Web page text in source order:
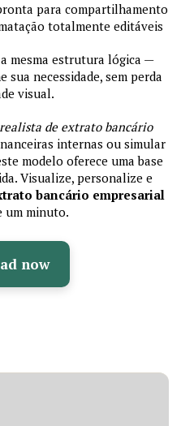
para compartilhamento
totalmente editáveis
mesma estrutura lógica —
necessidade, sem perda
visual.
de extrato bancário
internas ou simular
modelo oferece uma base
Visualize, personalize e
bancário empresarial
um minuto.
now